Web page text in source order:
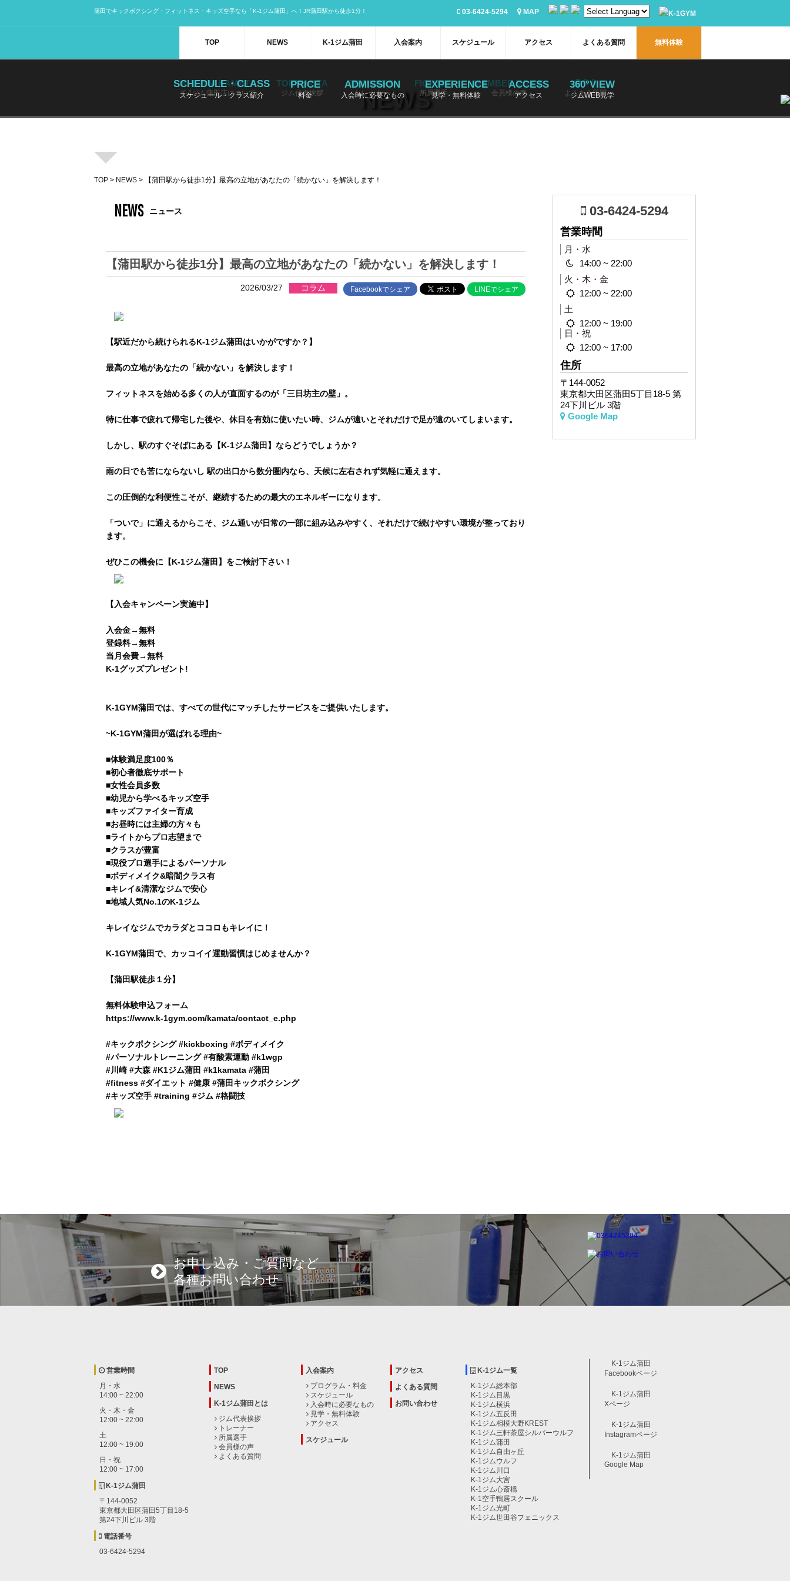
蒲田でキックボクシング・フィットネス・キッズ空手なら「K-1ジム蒲田」へ！JR蒲田駅から徒歩1分！ 03-6424-5294 MAP
TOP NEWS K-1ジム蒲田 入会案内 スケジュール アクセス よくある質問 無料体験
K-1GYM KAMATA
K-1ジム蒲田店について
TOKYU OTA
ジム代表挨拶
TRAINERS
トレーナー
FIGHTER
所属選手
MEMBER VOICE
会員様の声
Q＆A
よくある質問
SCHEDULE・CLASS
スケジュール・クラス紹介
PRICE
料金
ADMISSION
入会時に必要なもの
EXPERIENCE
見学・無料体験
ACCESS
アクセス
360°VIEW
ジムWEB見学
NEWS
TOP > NEWS > 【蒲田駅から徒歩1分】最高の立地があなたの「続かない」を解決します！
NEWS ニュース
【蒲田駅から徒歩1分】最高の立地があなたの「続かない」を解決します！
2026/03/27 コラム Facebookでシェア LINEでシェア
【駅近だから続けられるK-1ジム蒲田はいかがですか？】
最高の立地があなたの「続かない」を解決します！
​フィットネスを始める多くの人が直面するのが「三日坊主の壁」。
特に仕事で疲れて帰宅した後や、休日を有効に使いたい時、ジムが遠いとそれだけで足が遠のいてしまいます。
​しかし、駅のすぐそばにある【K-1ジム蒲田】ならどうでしょうか？
​雨の日でも苦にならないし 駅の出口から数分圏内なら、天候に左右されず気軽に通えます。
​この圧倒的な利便性こそが、継続するための最大のエネルギーになります。
「ついで」に通えるからこそ、ジム通いが日常の一部に組み込みやすく、それだけで続けやすい環境が整っており
ます。
ぜひこの機会に【K-1ジム蒲田】をご検討下さい！
【入会キャンペーン実施中】
入会金→無料
登録料→無料
当月会費→無料
K-1グッズプレゼント!
K-1GYM蒲田では、すべての世代にマッチしたサービスをご提供いたします。
~K-1GYM蒲田が選ばれる理由~
■体験満足度100％
■初心者徹底サポート
■女性会員多数
■幼児から学べるキッズ空手
■キッズファイター育成
■お昼時には主婦の方々も
■ライトからプロ志望まで
■クラスが豊富
■現役プロ選手によるパーソナル
■ボディメイク&暗闇クラス有
■キレイ&清潔なジムで安心
■地域人気No.1のK-1ジム
キレイなジムでカラダとココロもキレイに！
K-1GYM蒲田で、カッコイイ運動習慣はじめませんか？
【蒲田駅徒歩１分】
無料体験申込フォーム
https://www.k-1gym.com/kamata/contact_e.php
#キックボクシング #kickboxing #ボディメイク
#パーソナルトレーニング #有酸素運動 #k1wgp
#川崎 #大森 #K1ジム蒲田 #k1kamata #蒲田
#fitness #ダイエット #健康 #蒲田キックボクシング
#キッズ空手 #training #ジム #格闘技
03-6424-5294
営業時間
月・水
14:00 ~ 22:00
火・木・金
12:00 ~ 22:00
土
12:00 ~ 19:00
日・祝
12:00 ~ 17:00
住所
〒144-0052
東京都大田区蒲田5丁目18-5 第
24下川ビル 3階
Google Map
お申し込み・ご質問など
各種お問い合わせ
営業時間
月・水
14:00 ~ 22:00
火・木・金
12:00 ~ 22:00
土
12:00 ~ 19:00
日・祝
12:00 ~ 17:00
K-1ジム蒲田
〒144-0052
東京都大田区蒲田5丁目18-5
第24下川ビル 3階
電話番号
03-6424-5294
TOP
NEWS
K-1ジム蒲田とは
ジム代表挨拶
トレーナー
所属選手
会員様の声
よくある質問
入会案内
プログラム・料金
スケジュール
入会時に必要なもの
見学・無料体験
アクセス
スケジュール
アクセス
よくある質問
お問い合わせ
K-1ジム一覧
K-1ジム総本部
K-1ジム目黒
K-1ジム横浜
K-1ジム五反田
K-1ジム相模大野KREST
K-1ジム三軒茶屋シルバーウルフ
K-1ジム蒲田
K-1ジム自由ヶ丘
K-1ジムウルフ
K-1ジム川口
K-1ジム大宮
K-1ジム心斎橋
K-1空手鴨居スクール
K-1ジム光町
K-1ジム世田谷フェニックス
K-1ジム蒲田
Facebookページ
K-1ジム蒲田
Xページ
K-1ジム蒲田
Instagramページ
K-1ジム蒲田
Google Map